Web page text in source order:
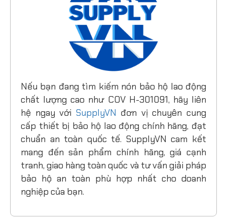
Nếu bạn đang tìm kiếm nón bảo hộ lao động
chất lượng cao như COV H-301091, hãy liên
hệ ngay với SupplyVN đơn vị chuyên cung
cấp thiết bị bảo hộ lao động chính hãng, đạt
chuẩn an toàn quốc tế. SupplyVN cam kết
mang đến sản phẩm chính hãng, giá cạnh
tranh, giao hàng toàn quốc và tư vấn giải pháp
bảo hộ an toàn phù hợp nhất cho doanh
nghiệp của bạn.